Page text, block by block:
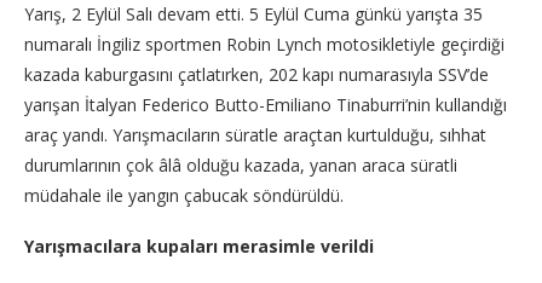
Yarış, 2 Eylül Salı devam etti. 5 Eylül Cuma günkü yarışta 35
numaralı İngiliz sportmen Robin Lynch motosikletiyle geçirdiği
kazada kaburgasını çatlatırken, 202 kapı numarasıyla SSV’de
yarışan İtalyan Federico Butto-Emiliano Tinaburri’nin kullandığı
araç yandı. Yarışmacıların süratle araçtan kurtulduğu, sıhhat
durumlarının çok âlâ olduğu kazada, yanan araca süratli
müdahale ile yangın çabucak söndürüldü.
Yarışmacılara kupaları merasimle verildi